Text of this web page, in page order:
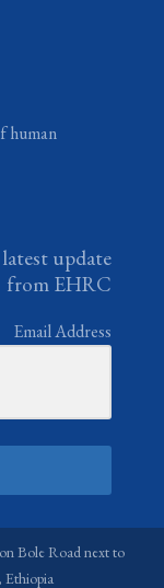
human
update
from EHRC
Email Address
Bole Road next to
Ethiopia